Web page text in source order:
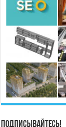
Подписывайтесь!